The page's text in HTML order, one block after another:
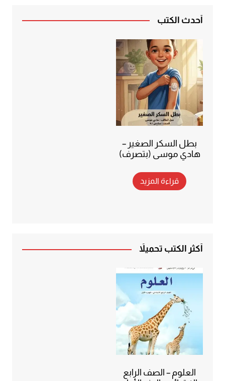
أحدث الكتب
بطل السكر الصغير –
هادي موسى (بتصرف)
قراءة المزيد
أكثر الكتب تحميلاً
العلوم – الصف الرابع